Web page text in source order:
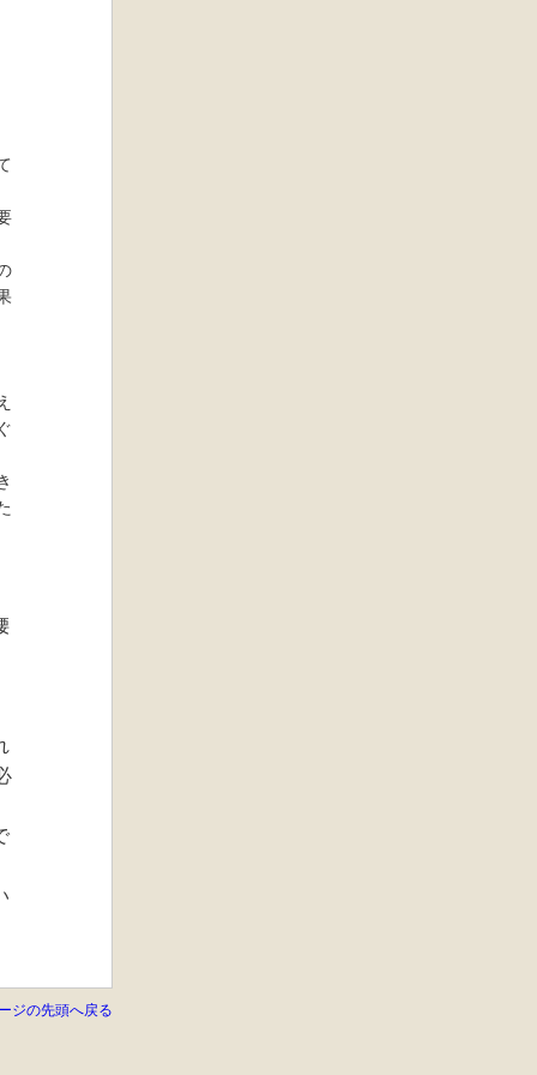
ジの先頭へ戻る